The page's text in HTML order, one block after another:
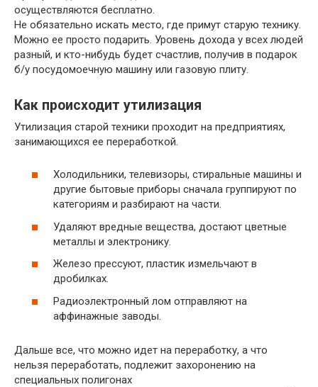
осуществляются бесплатно.
Не обязательно искать место, где примут старую технику.
Можно ее просто подарить. Уровень дохода у всех людей
разный, и кто-нибудь будет счастлив, получив в подарок
б/у посудомоечную машину или газовую плиту.
Как происходит утилизация
Утилизация старой техники проходит на предприятиях,
занимающихся ее переработкой.
Холодильники, телевизоры, стиральные машины и
другие бытовые приборы сначала группируют по
категориям и разбирают на части.
Удаляют вредные вещества, достают цветные
металлы и электронику.
Железо прессуют, пластик измельчают в
дробилках.
Радиоэлектронный лом отправляют на
аффинажные заводы.
Дальше все, что можно идет на переработку, а что
нельзя переработать, подлежит захоронению на
специальных полигонах